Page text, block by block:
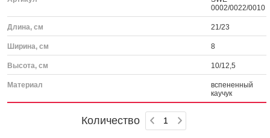
0002/0022/0010
Длина, см 21/23
Ширина, см 8
Высота, см 10/12,5
Материал
вспененный
каучук
Количество